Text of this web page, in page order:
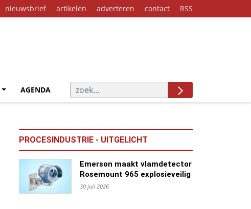
nieuwsbrief artikelen adverteren contact RSS
AGENDA
PROCESINDUSTRIE - UITGELICHT
Emerson maakt vlamdetector
Rosemount 965 explosieveilig
30 juli 2026